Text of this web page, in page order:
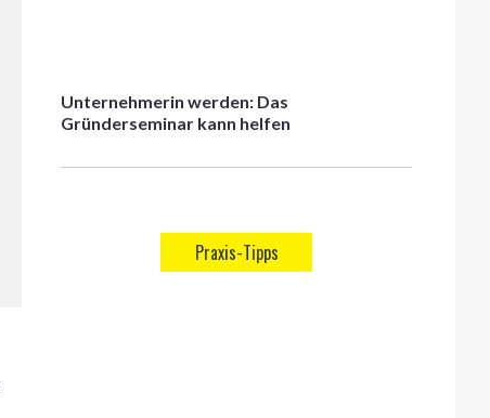
Unternehmerin werden: Das
Gründerseminar kann helfen
Praxis-Tipps